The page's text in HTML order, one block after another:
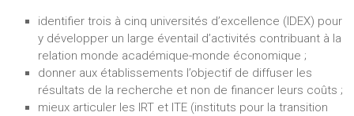
identifier trois à cinq universités d’excellence (IDEX) pour
y développer un large éventail d’activités contribuant à la
relation monde académique-monde économique ;
donner aux établissements l’objectif de diffuser les
résultats de la recherche et non de financer leurs coûts ;
mieux articuler les IRT et ITE (instituts pour la transition